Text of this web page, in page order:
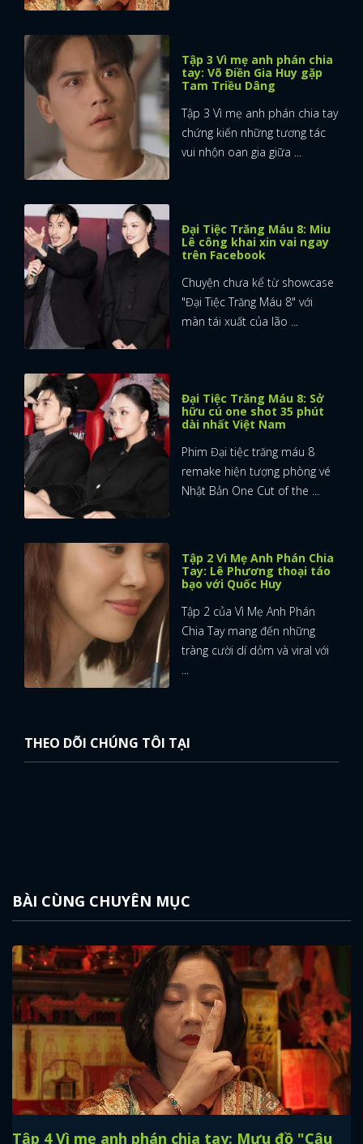
Tập 3 Vì mẹ anh phán chia
tay: Võ Điền Gia Huy gặp
Tam Triều Dâng
Tập 3 Vì mẹ anh phán chia tay
chứng kiến những tương tác
vui nhộn oan gia giữa ...
Đại Tiệc Trăng Máu 8: Miu
Lê công khai xin vai ngay
trên Facebook
Chuyện chưa kể từ showcase
"Đại Tiệc Trăng Máu 8" với
màn tái xuất của lão ...
Đại Tiệc Trăng Máu 8: Sở
hữu cú one shot 35 phút
dài nhất Việt Nam
Phim Đại tiệc trăng máu 8
remake hiện tượng phòng vé
Nhật Bản One Cut of the ...
Tập 2 Vì Mẹ Anh Phán Chia
Tay: Lê Phương thoại táo
bạo với Quốc Huy
Tập 2 của Vì Mẹ Anh Phán
Chia Tay mang đến những
tràng cười dí dỏm và viral với
...
THEO DÕI CHÚNG TÔI TẠI
BÀI CÙNG CHUYÊN MỤC
Tập 4 Vì mẹ anh phán chia tay: Mưu đồ "Cậu